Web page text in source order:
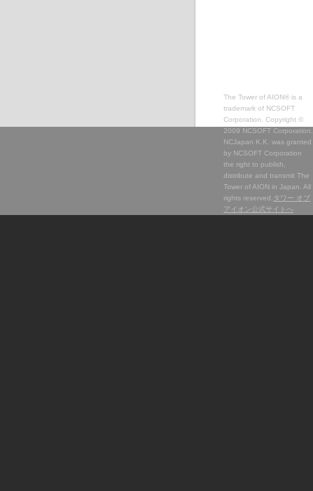
The Tower of AION® is a
trademark of NCSOFT
Corporation. Copyright ©
2009 NCSOFT Corporation.
NCJapan K.K. was granted
by NCSOFT Corporation
the right to publish,
distribute and transmit The
Tower of AION in Japan. All
rights reserved. タワー オブ
アイオン公式サイトへ